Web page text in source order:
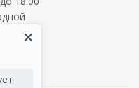
склад
18:00